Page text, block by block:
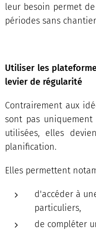
leur besoin permet
périodes sans
Utiliser les
levier de régularité
Contrairement aux
sont pas
utilisées, elles
planification.
Elles permettent
d'accéder à
particuliers,
de compléter